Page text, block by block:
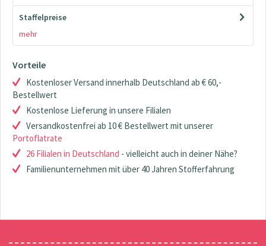
Staffelpreise
mehr
Vorteile
Kostenloser Versand innerhalb Deutschland ab € 60,-
Bestellwert
Kostenlose Lieferung in unsere Filialen
Versandkostenfrei ab 10 € Bestellwert mit unserer
Portoflatrate
26 Filialen in Deutschland - vielleicht auch in deiner Nähe?
Familienunternehmen mit über 40 Jahren Stofferfahrung